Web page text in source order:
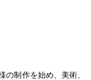
の制作を始め、美術、